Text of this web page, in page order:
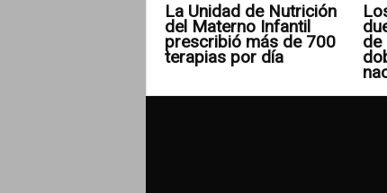
La Unidad de Nutrición
del Materno Infantil
prescribió más de 700
terapias por día
de